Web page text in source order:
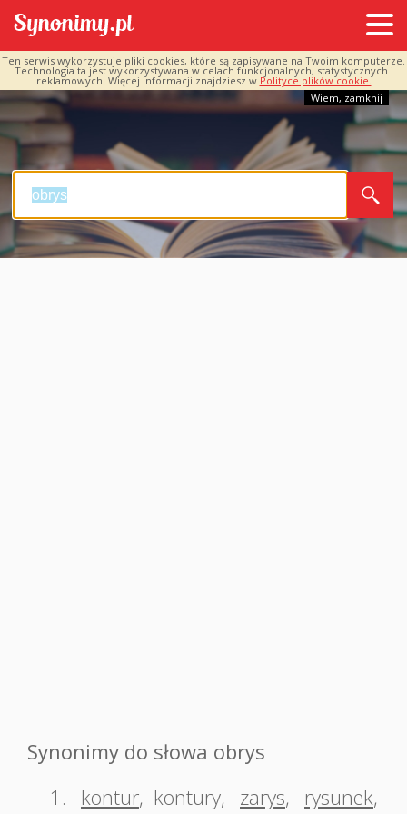
Ten serwis wykorzystuje pliki cookies, które są zapisywane na Twoim komputerze.
Technologia ta jest wykorzystywana w celach funkcjonalnych, statystycznych i
reklamowych. Więcej informacji znajdziesz w Polityce plików cookie.
Wiem, zamknij
Synonimy do słowa obrys
1.
kontur, kontury, zarys, rysunek,